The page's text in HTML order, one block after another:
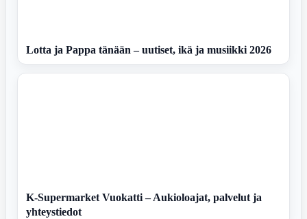
Lotta ja Pappa tänään – uutiset, ikä ja musiikki 2026
K-Supermarket Vuokatti – Aukioloajat, palvelut ja
yhteystiedot